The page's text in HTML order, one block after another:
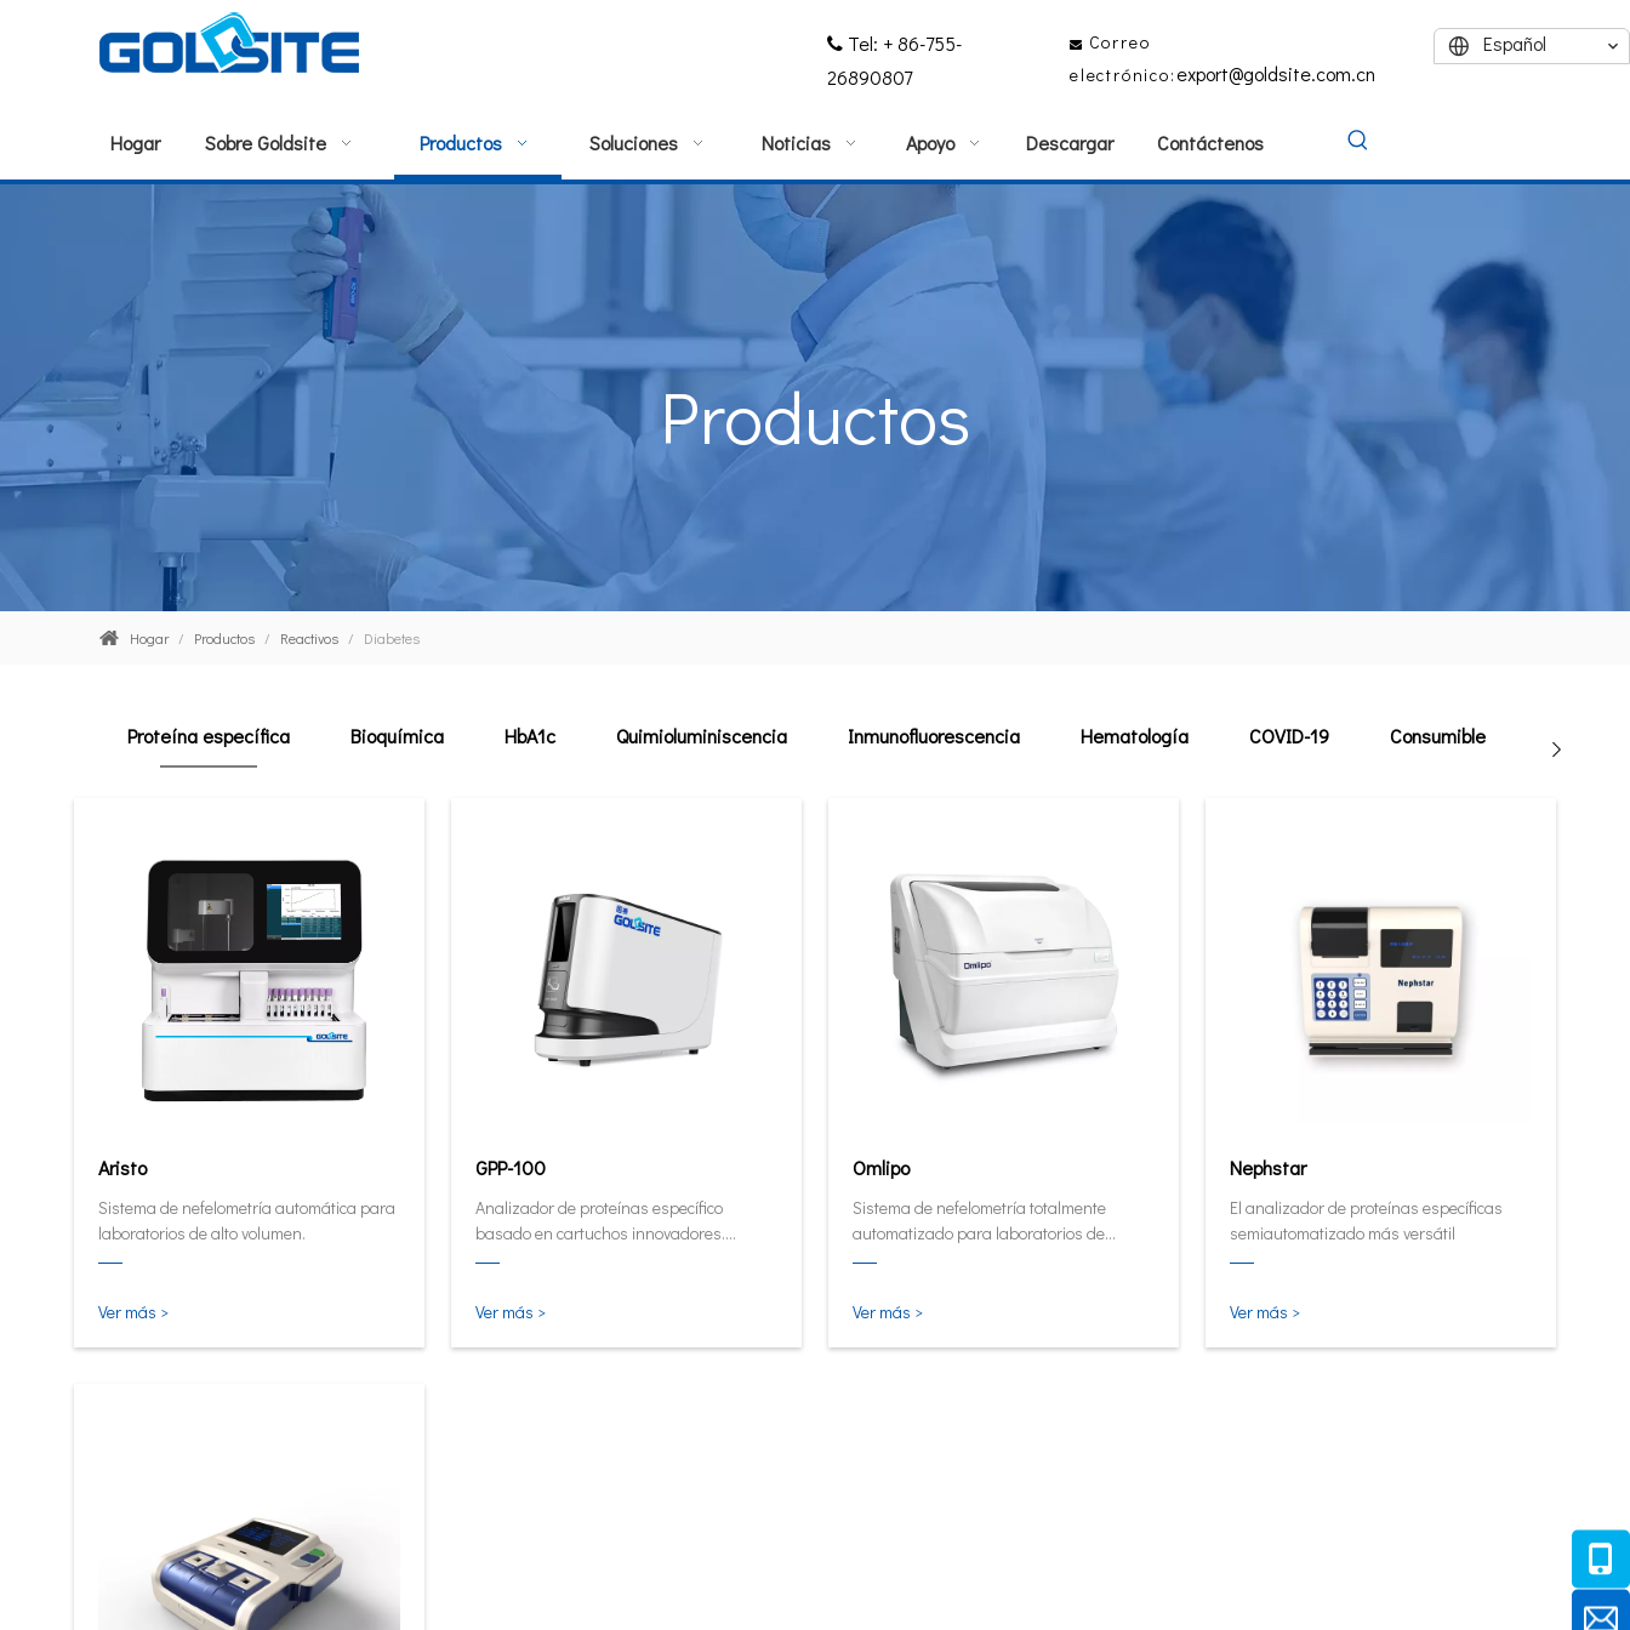
 Tel: + 86-755-
26890807

Correo
electrónico: export@goldsite.com.cn
Español
Hogar Sobre Goldsite Productos Soluciones Noticias Apoyo Descargar Contáctenos
Productos
Hogar / Productos / Reactivos / Diabetes
Proteína específica Bioquímica HbA1c Quimioluminiscencia Inmunofluorescencia Hematología COVID-19 Consumible
Aristo
Sistema de nefelometría automática para
laboratorios de alto volumen.
Ver más >
GPP-100
Analizador de proteínas específico
basado en cartuchos innovadores.
Analizador de forma automática y
pequeña e inteligente.
Ver más >
Omlipo
Sistema de nefelometría totalmente
automatizado para laboratorios de
rendimiento de volumen medio a alto.
Ver más >
Nephstar
El analizador de proteínas específicas
semiautomatizado más versátil
Ver más >